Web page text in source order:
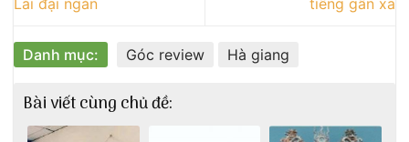
Danh mục: Góc review Hà giang
Bài viết cùng chủ đề: